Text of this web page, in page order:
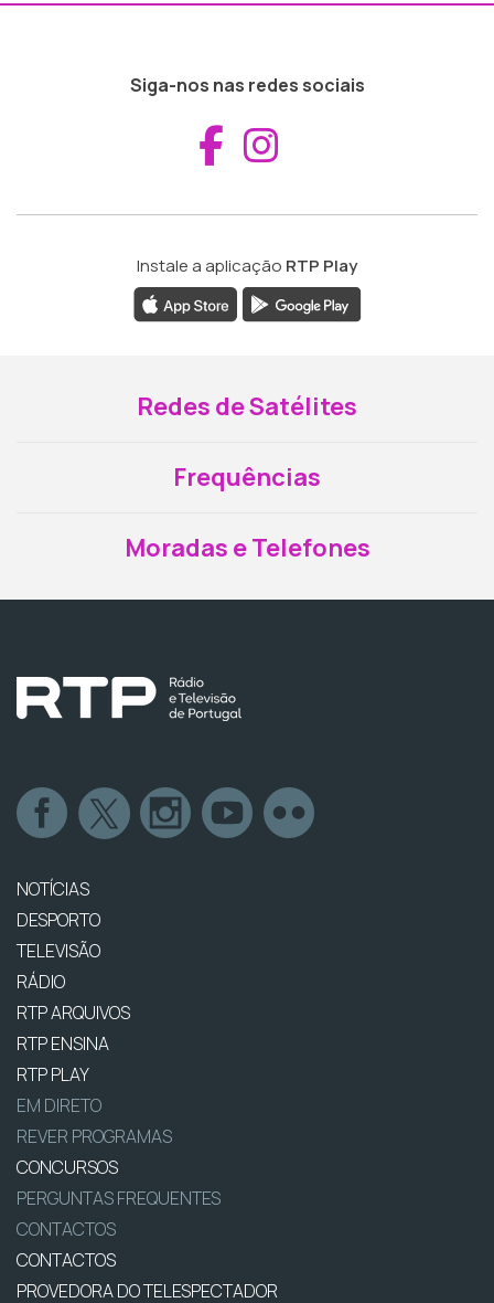
Siga-nos nas redes sociais
Aceder ao
Instale a aplicação RTP Play
Redes de Satélites
Frequências
Moradas e Telefones
NOTÍCIAS
DESPORTO
TELEVISÃO
RÁDIO
RTP ARQUIVOS
RTP ENSINA
RTP PLAY
EM DIRETO
REVER PROGRAMAS
CONCURSOS
PERGUNTAS FREQUENTES
CONTACTOS
CONTACTOS
PROVEDORA DO TELESPECTADOR